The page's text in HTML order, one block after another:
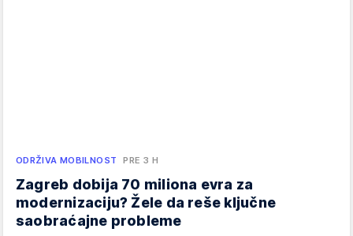
ODRŽIVA MOBILNOST PRE 3 H
Zagreb dobija 70 miliona evra za
modernizaciju? Žele da reše ključne
saobraćajne probleme